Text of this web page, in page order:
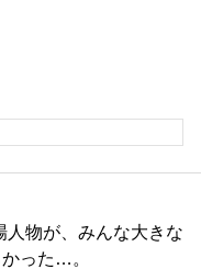
人物が、みんな大きな
った…。